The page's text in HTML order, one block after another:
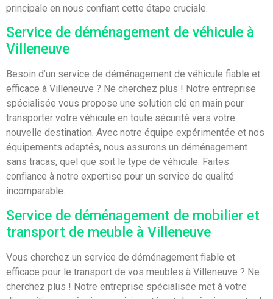
principale en nous confiant cette étape cruciale.
Service de déménagement de véhicule à
Villeneuve
Besoin d’un service de déménagement de véhicule fiable et
efficace à Villeneuve ? Ne cherchez plus ! Notre entreprise
spécialisée vous propose une solution clé en main pour
transporter votre véhicule en toute sécurité vers votre
nouvelle destination. Avec notre équipe expérimentée et nos
équipements adaptés, nous assurons un déménagement
sans tracas, quel que soit le type de véhicule. Faites
confiance à notre expertise pour un service de qualité
incomparable.
Service de déménagement de mobilier et
transport de meuble à Villeneuve
Vous cherchez un service de déménagement fiable et
efficace pour le transport de vos meubles à Villeneuve ? Ne
cherchez plus ! Notre entreprise spécialisée met à votre